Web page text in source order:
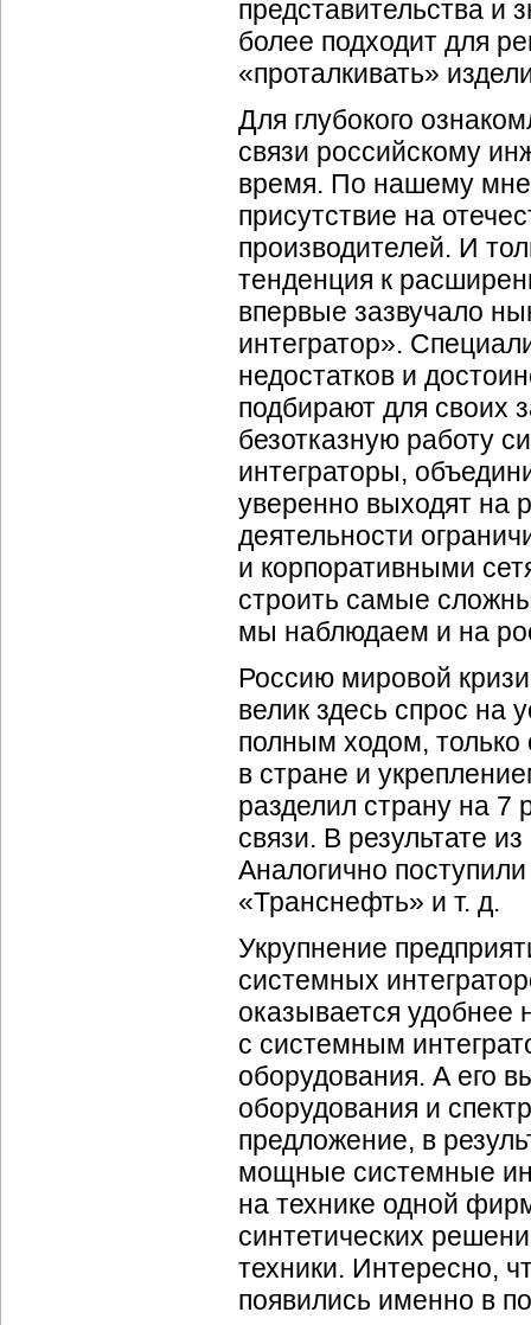
представительства и
более подходит для
«проталкивать»
Для глубокого
связи российскому
время. По нашему
присутствие на
производителей. И
тенденция к
впервые зазвучало
интегратор».
недостатков и
подбирают для своих
безотказную работу
интеграторы,
уверенно выходят на
деятельности
и корпоративными
строить самые
мы наблюдаем и на
Россию мировой
велик здесь спрос на
полным ходом,
в стране и
разделил страну на 7
связи. В результате
Аналогично
«Транснефть» и т. д.
Укрупнение
системных
оказывается удобнее
с системным
оборудования. А его
оборудования и
предложение, в
мощные системные
на технике одной
синтетических
техники. Интересно,
появились именно в